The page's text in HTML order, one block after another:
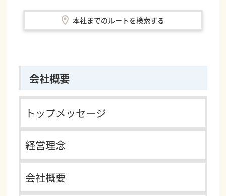
本社までのルートを検索する
会社概要
トップメッセージ
経営理念
会社概要